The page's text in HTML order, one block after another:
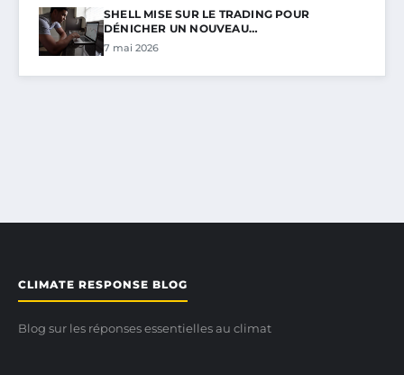
SHELL MISE SUR LE TRADING POUR
DÉNICHER UN NOUVEAU…
7 mai 2026
CLIMATE RESPONSE BLOG
Blog sur les réponses essentielles au climat